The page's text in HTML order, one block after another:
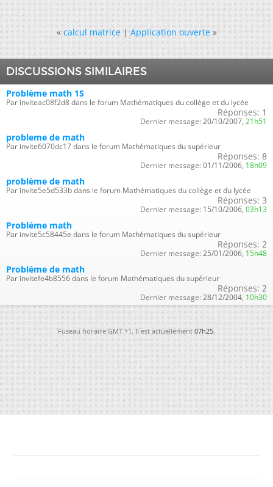
« calcul matrice|Application ouverte »
DISCUSSIONS SIMILAIRES
Problème math 1S
Par inviteac08f2d8 dans le forum Mathématiques du collège et du lycée
Réponses: 1
Dernier message: 20/10/2007, 21h51
probleme de math
Par invite6070dc17 dans le forum Mathématiques du supérieur
Réponses: 8
Dernier message: 01/11/2006, 18h09
problème de math
Par invite5e5d533b dans le forum Mathématiques du collège et du lycée
Réponses: 3
Dernier message: 15/10/2006, 03h13
Probléme math
Par invite5c58445e dans le forum Mathématiques du supérieur
Réponses: 2
Dernier message: 25/01/2006, 15h48
Probléme de math
Par invitefe4b8556 dans le forum Mathématiques du supérieur
Réponses: 2
Dernier message: 28/12/2004, 10h30
Fuseau horaire GMT +1. Il est actuellement07h25.